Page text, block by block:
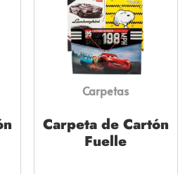
Carpetas
Carpeta de Cartón
Fuelle